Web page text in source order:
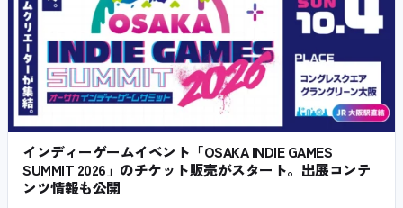
インディーゲームイベント「OSAKA INDIE GAMES
SUMMIT 2026」のチケット販売がスタート。出展コンテ
ンツ情報も公開